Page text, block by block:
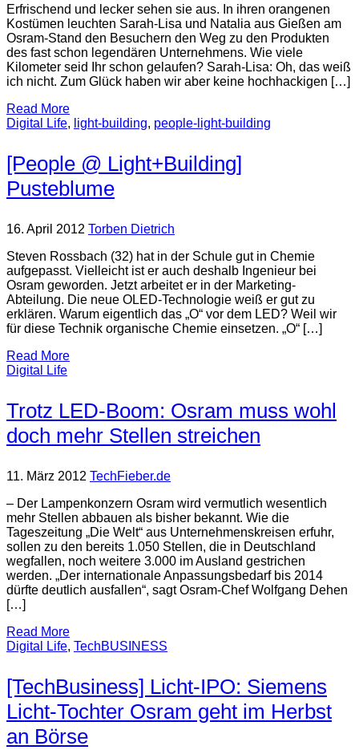
Erfrischend und lecker sehen sie aus. In ihren orangenen
Kostümen leuchten Sarah-Lisa und Natalia aus Gießen am
Osram-Stand den Besuchern den Weg zu den Produkten
des fast schon legendären Unternehmens. Wie viele
Kilometer seid Ihr schon gelaufen? Sarah-Lisa: Oh, das weiß
ich nicht. Zum Glück haben wir aber keine hochhackigen […]
Read More
Digital Life, light-building, people-light-building
[People @ Light+Building]
Pusteblume
16. April 2012 Torben Dietrich
Steven Rossbach (32) hat in der Schule gut in Chemie
aufgepasst. Vielleicht ist er auch deshalb Ingenieur bei
Osram geworden. Jetzt arbeitet er in der Marketing-
Abteilung. Die neue OLED-Technologie weiß er gut zu
erklären. Warum eigentlich das „O“ vor dem LED? Weil wir
für diese Technik organische Chemie einsetzen. „O“ […]
Read More
Digital Life
Trotz LED-Boom: Osram muss wohl
doch mehr Stellen streichen
11. März 2012 TechFieber.de
– Der Lampenkonzern Osram wird vermutlich wesentlich
mehr Stellen abbauen als bisher bekannt. Wie die
Tageszeitung „Die Welt“ aus Unternehmenskreisen erfuhr,
sollen zu den bereits 1.050 Stellen, die in Deutschland
wegfallen, noch weitere 3.000 im Ausland gestrichen
werden. „Der internationale Anpassungsbedarf bis 2014
dürfte deutlich ausfallen“, sagt Osram-Chef Wolfgang Dehen
[…]
Read More
Digital Life, TechBUSINESS
[TechBusiness] Licht-IPO: Siemens
Licht-Tochter Osram geht im Herbst
an Börse